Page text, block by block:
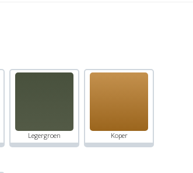
Legergroen Koper